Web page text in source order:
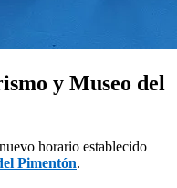
y Museo del
horario establecido
Pimentón.